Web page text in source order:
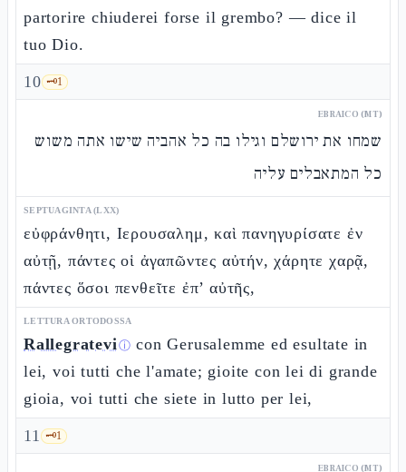
partorire chiuderei forse il grembo? — dice il
tuo Dio.
10 🗝️1
EBRAICO (MT)
שמחו את ירושלם וגילו בה כל אהביה שישו אתה משוש
כל המתאבלים עליה
SEPTUAGINTA (LXX)
εὐφράνθητι, Ιερουσαλημ, καὶ πανηγυρίσατε ἐν
αὐτῇ, πάντες οἱ ἀγαπῶντες αὐτήν, χάρητε χαρᾷ,
πάντες ὅσοι πενθεῖτε ἐπ’ αὐτῆς,
LETTURA ORTODOSSA
Rallegrateviⓘ con Gerusalemme ed esultate in
lei, voi tutti che l'amate; gioite con lei di grande
gioia, voi tutti che siete in lutto per lei,
11 🗝️1
EBRAICO (MT)